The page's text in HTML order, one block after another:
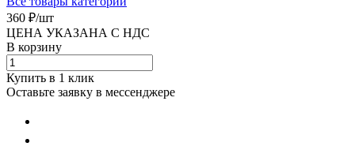
360 ₽/шт
ЦЕНА УКАЗАНА С НДС
В корзину
Купить в 1 клик
Оставьте заявку в мессенджере